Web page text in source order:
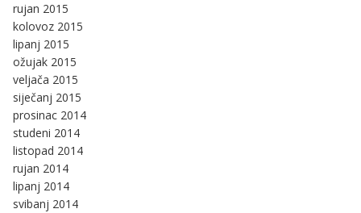
rujan 2015
kolovoz 2015
lipanj 2015
ožujak 2015
veljača 2015
siječanj 2015
prosinac 2014
studeni 2014
listopad 2014
rujan 2014
lipanj 2014
svibanj 2014